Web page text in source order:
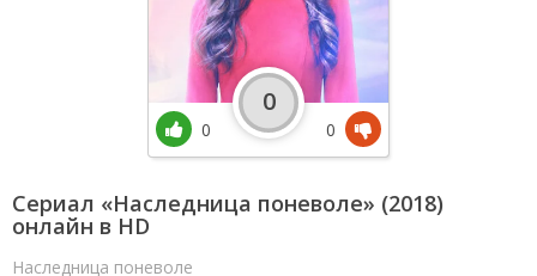
Сериал «Наследница поневоле» (2018)
онлайн в HD
Наследница поневоле
0
0
0